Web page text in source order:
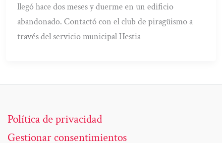
llegó hace dos meses y duerme en un edificio
abandonado. Contactó con el club de piragüismo a
través del servicio municipal Hestia
Política de privacidad
Gestionar consentimientos